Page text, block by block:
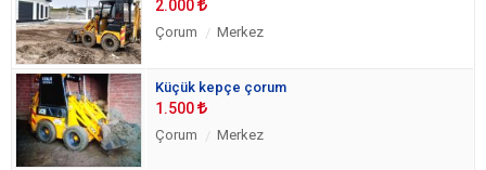
2.000
Çorum Merkez
Küçük kepçe çorum
1.500
Çorum Merkez